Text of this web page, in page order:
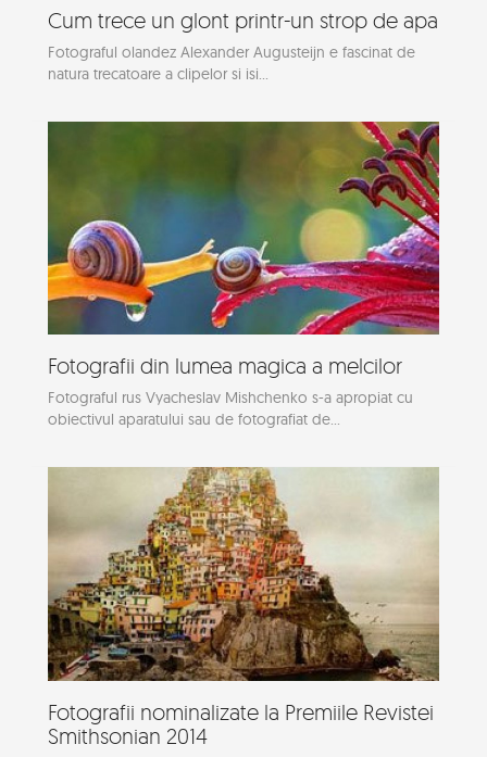
Cum trece un glont printr-un strop de apa
Fotograful olandez Alexander Augusteijn e fascinat de
natura trecatoare a clipelor si isi...
Fotografii din lumea magica a melcilor
Fotograful rus Vyacheslav Mishchenko s-a apropiat cu
obiectivul aparatului sau de fotografiat de...
Fotografii nominalizate la Premiile Revistei
Smithsonian 2014